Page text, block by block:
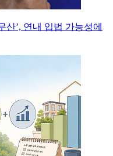
산’, 연내 입법 가능성에